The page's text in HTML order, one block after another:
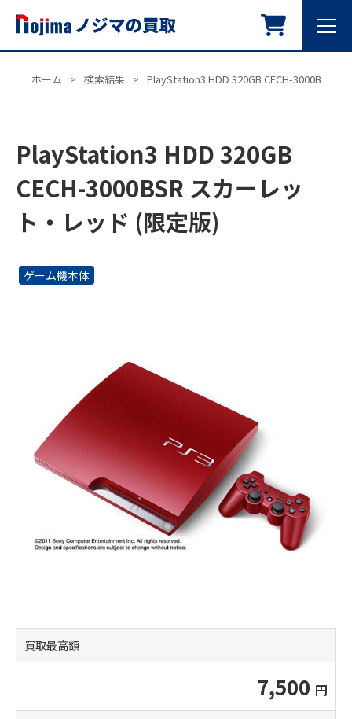
ホーム > 検索結果 > PlayStation3 HDD 320GB CECH-3000BSR
PlayStation3 HDD 320GB
CECH-3000BSR スカーレッ
ト・レッド (限定版)
ゲーム機本体
買取最高額
7,500